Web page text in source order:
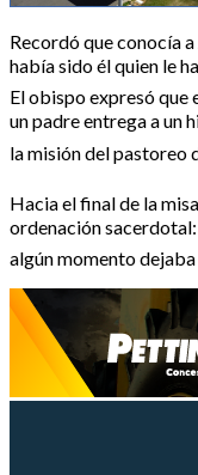
Recordó que conocía
había sido él quien le
El obispo expresó que
un padre entrega a un
la misión del pastoreo
Hacia el final de la
ordenación sacerdotal:
algún momento